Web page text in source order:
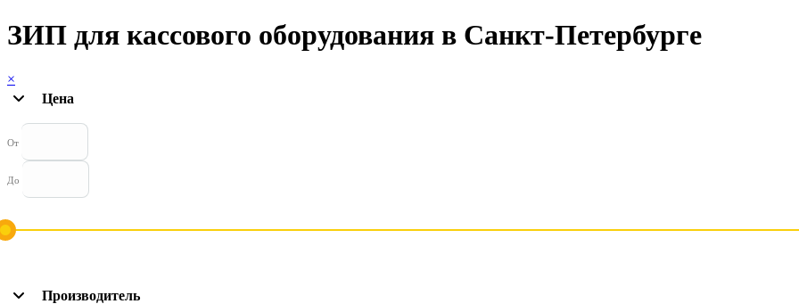
ЗИП для кассового оборудования в Санкт-Петербурге
×
Цена
От
До
Производитель